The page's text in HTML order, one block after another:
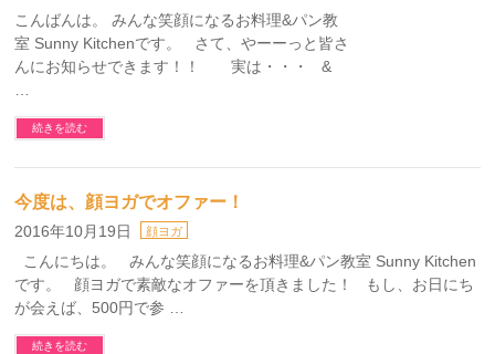
こんばんは。 みんな笑顔になるお料理&パン教
室 Sunny Kitchenです。 さて、やーーっと皆さ
んにお知らせできます！！ 実は・・・ &
続きを読む
今度は、顔ヨガでオファー！
2016年10月19日 顔ヨガ
こんにちは。 みんな笑顔になるお料理&パン教室 Sunny Kitchen
です。 顔ヨガで素敵なオファーを頂きました！ もし、お日にち
が会えば、500円で参 …
続きを読む